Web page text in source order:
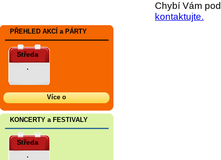
Chybí Vám
kontaktujte.
PŘEHLED AKCÍ a PÁRTY
Středa
.
Více o
KONCERTY a FESTIVALY
Středa
.